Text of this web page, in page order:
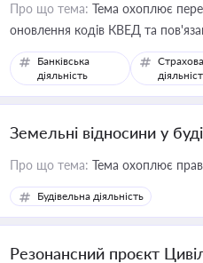
Про що тема: Тема охоплює
оновлення кодів КВЕД та
Банківська
діяльність
Страхова
Земельні відносини у
Про що тема: Тема охоплює
Будівельна діяльність
Резонансний проєкт